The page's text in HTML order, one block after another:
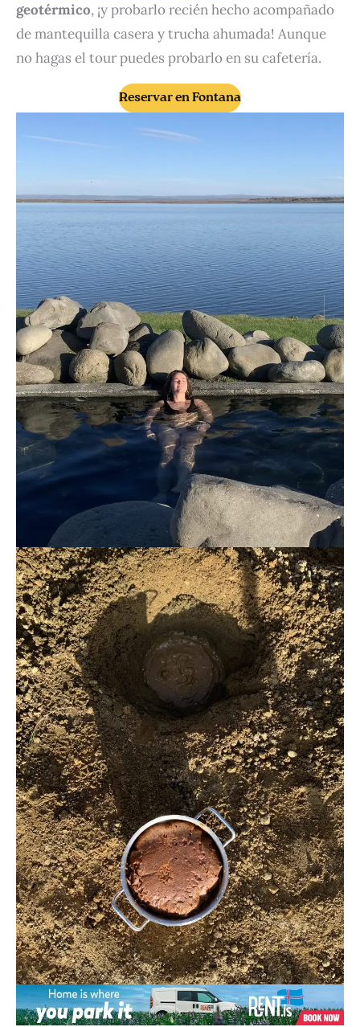
geotérmico, ¡y probarlo recién hecho acompañado
de mantequilla casera y trucha ahumada! Aunque
no hagas el tour puedes probarlo en su cafetería.
Reservar en Fontana